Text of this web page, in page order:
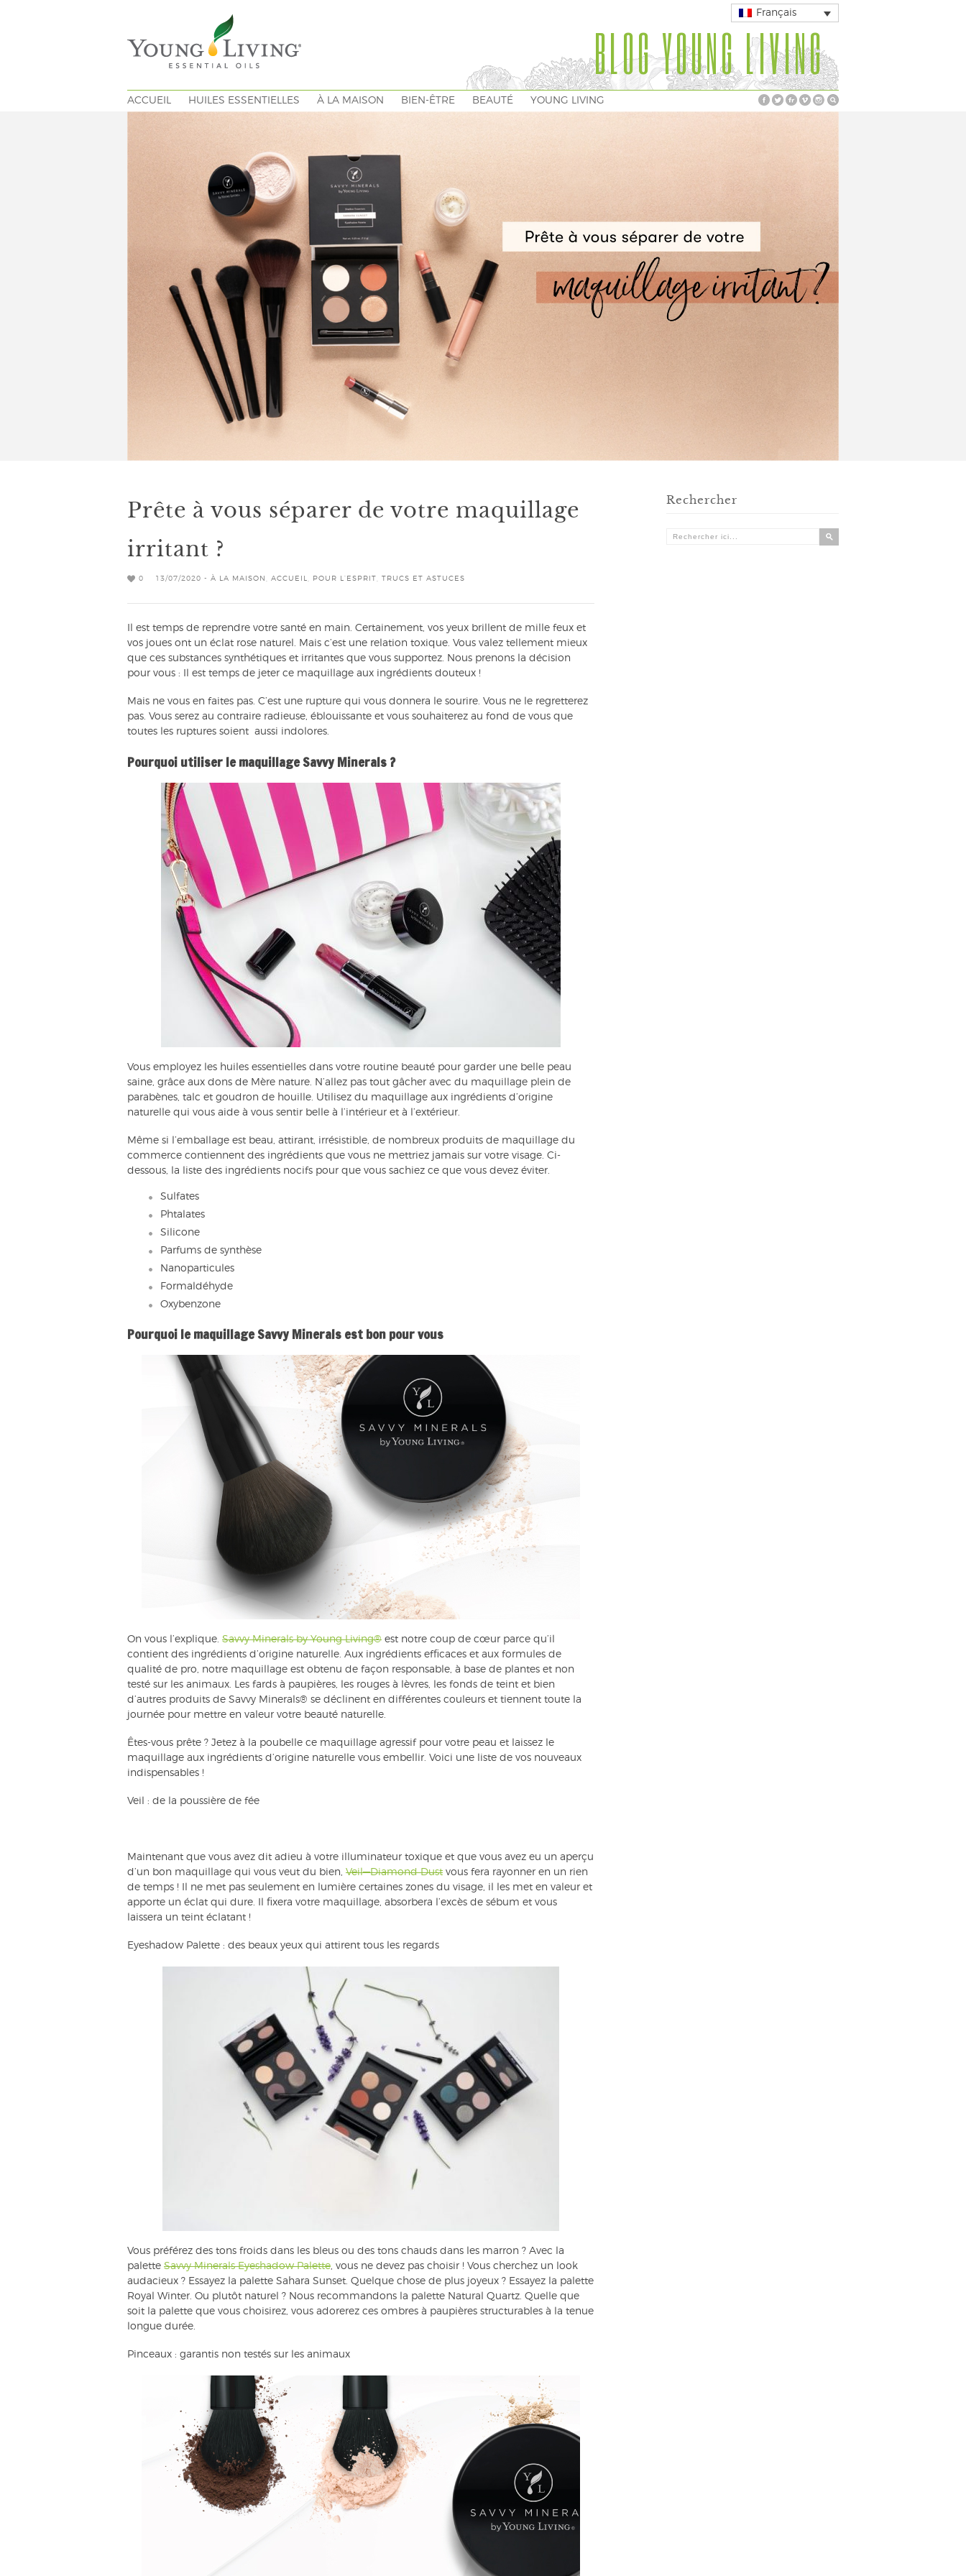
Français
BLOG YOUNG LIVING
ACCUEIL HUILES ESSENTIELLES À LA MAISON BIEN-ÊTRE BEAUTÉ YOUNG LIVING
Prête à vous séparer de votre maquillage
irritant ?
0 13/07/2020 - À LA MAISON ACCUEIL POUR L’ESPRIT TRUCS ET ASTUCES
Il est temps de reprendre votre santé en main. Certainement, vos yeux brillent de mille feux et
vos joues ont un éclat rose naturel. Mais c’est une relation toxique. Vous valez tellement mieux
que ces substances synthétiques et irritantes que vous supportez. Nous prenons la décision
pour vous : Il est temps de jeter ce maquillage aux ingrédients douteux !
Mais ne vous en faites pas. C’est une rupture qui vous donnera le sourire. Vous ne le regretterez
pas. Vous serez au contraire radieuse, éblouissante et vous souhaiterez au fond de vous que
toutes les ruptures soient aussi indolores.
Pourquoi utiliser le maquillage Savvy Minerals ?
Vous employez les huiles essentielles dans votre routine beauté pour garder une belle peau
saine, grâce aux dons de Mère nature. N’allez pas tout gâcher avec du maquillage plein de
parabènes, talc et goudron de houille. Utilisez du maquillage aux ingrédients d’origine
naturelle qui vous aide à vous sentir belle à l’intérieur et à l’extérieur.
Même si l’emballage est beau, attirant, irrésistible, de nombreux produits de maquillage du
commerce contiennent des ingrédients que vous ne mettriez jamais sur votre visage. Ci-
dessous, la liste des ingrédients nocifs pour que vous sachiez ce que vous devez éviter.
Sulfates
Phtalates
Silicone
Parfums de synthèse
Nanoparticules
Formaldéhyde
Oxybenzone
Pourquoi le maquillage Savvy Minerals est bon pour vous
On vous l’explique. Savvy Minerals by Young Living® est notre coup de cœur parce qu’il
contient des ingrédients d’origine naturelle. Aux ingrédients efficaces et aux formules de
qualité de pro, notre maquillage est obtenu de façon responsable, à base de plantes et non
testé sur les animaux. Les fards à paupières, les rouges à lèvres, les fonds de teint et bien
d’autres produits de Savvy Minerals® se déclinent en différentes couleurs et tiennent toute la
journée pour mettre en valeur votre beauté naturelle.
Êtes-vous prête ? Jetez à la poubelle ce maquillage agressif pour votre peau et laissez le
maquillage aux ingrédients d’origine naturelle vous embellir. Voici une liste de vos nouveaux
indispensables !
Veil : de la poussière de fée
Maintenant que vous avez dit adieu à votre illuminateur toxique et que vous avez eu un aperçu
d’un bon maquillage qui vous veut du bien, Veil—Diamond Dust vous fera rayonner en un rien
de temps ! Il ne met pas seulement en lumière certaines zones du visage, il les met en valeur et
apporte un éclat qui dure. Il fixera votre maquillage, absorbera l’excès de sébum et vous
laissera un teint éclatant !
Eyeshadow Palette : des beaux yeux qui attirent tous les regards
Vous préférez des tons froids dans les bleus ou des tons chauds dans les marron ? Avec la
palette Savvy Minerals Eyeshadow Palette, vous ne devez pas choisir ! Vous cherchez un look
audacieux ? Essayez la palette Sahara Sunset. Quelque chose de plus joyeux ? Essayez la palette
Royal Winter. Ou plutôt naturel ? Nous recommandons la palette Natural Quartz. Quelle que
soit la palette que vous choisirez, vous adorerez ces ombres à paupières structurables à la tenue
longue durée.
Pinceaux : garantis non testés sur les animaux
Rechercher